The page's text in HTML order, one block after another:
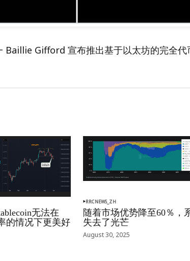
Baillie Gifford 宣布推出基于以太坊的完全代
无法在
的情况下更美好
RRCNEWS_ZH
随着市场优势降至60％，
失去了光芒
August 30, 2025